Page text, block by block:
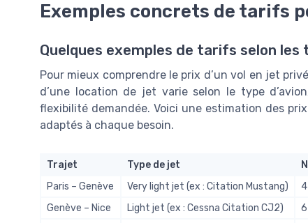
Exemples concrets de tarifs
Quelques exemples de tarifs selon
Pour mieux comprendre le prix d’un vol en jet
d’une location de jet varie selon le type
flexibilité demandée. Voici une estimation des
adaptés à chaque besoin.
Trajet Type de jet
Paris – Genève
Very light jet (ex : Citation Mustang) 4
Genève – Nice
Light jet (ex : Cessna Citation CJ2) 6